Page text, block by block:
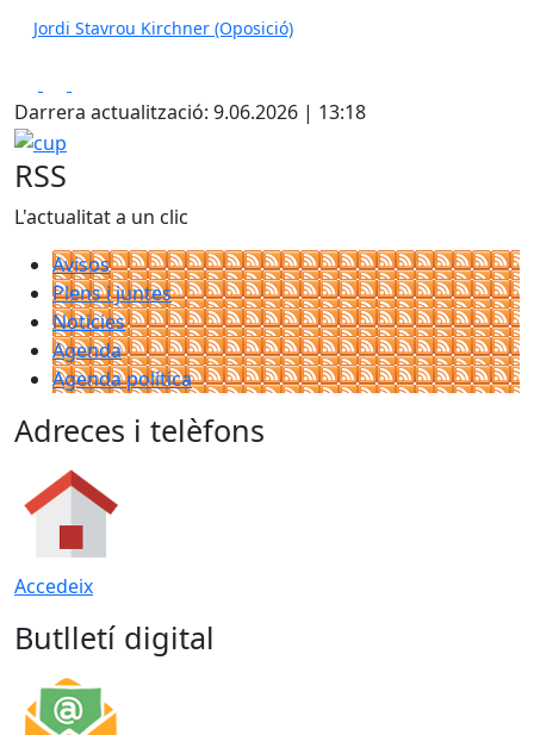
Jordi Stavrou Kirchner (Oposició)
Darrera actualització: 9.06.2026 | 13:18
cup
RSS
L'actualitat a un clic
Avisos
Plens i juntes
Noticies
Agenda
Agenda política
Adreces i telèfons
Accedeix
Butlletí digital